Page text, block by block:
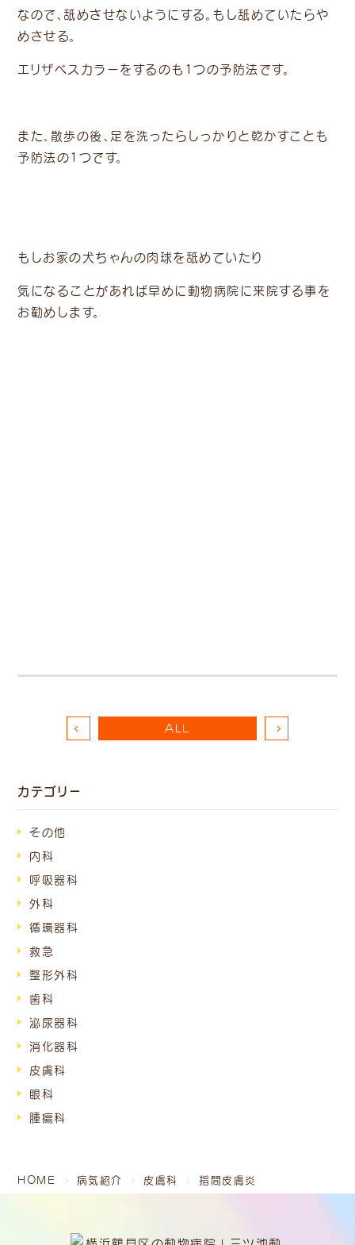
カテゴリー
その他
内科
呼吸器科
外科
循環器科
救急
整形外科
歯科
泌尿器科
消化器科
皮膚科
眼科
腫瘍科
なので、舐めさせないようにする。もし舐めていたらや
めさせる。
エリザベスカラーをするのも1つの予防法です。
また、散歩の後、足を洗ったらしっかりと乾かすことも
予防法の1つです。
もしお家の犬ちゃんの肉球を舐めていたり
気になることがあれば早めに動物病院に来院する事を
お勧めします。
ALL
HOME 病気紹介 皮膚科 指間皮膚炎